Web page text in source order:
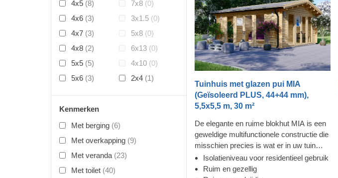
4x5 (8) 7x8 (0)
4x6 (3) 3x1.5 (0)
4x7 (3) 5x8 (0)
4x8 (2) 6x13 (0)
5x5 (5) 4x10 (0)
5x6 (3) 2x4 (1)
Kenmerken
Met berging (6)
Met overkapping (9)
Met veranda (23)
Met toilet (40)
Tuinhuis met glazen pui MIA
(Geïsoleerd PLUS, 44+44 mm),
5,5x5,5 m, 30 m²
De elegante en ruime blokhut MIA is een
geweldige multifunctionele constructie die
misschien precies is wat er in uw tuin
ontbreekt. Dankzij de open plattegrond
kan het interieur naar eigen wens worden
Isolatieniveau voor residentieel gebruik
Ruim en gezellig